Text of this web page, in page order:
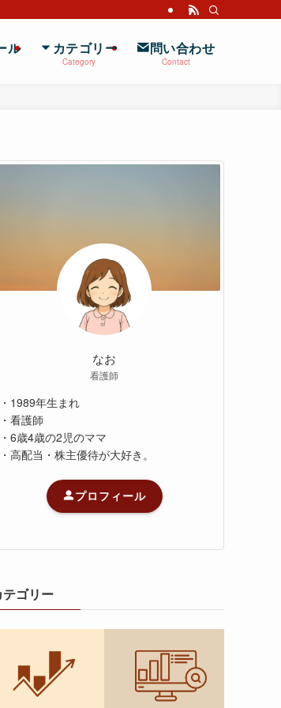
ル カテゴリー
Category
問い合わせ
Contact
なお
看護師
・1989年生まれ
・看護師
・6歳4歳の2児のママ
・高配当・株主優待が大好き。
プロフィール
テゴリー